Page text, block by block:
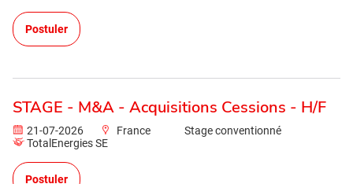
Postuler
STAGE - M&A - Acquisitions Cessions - H/F
21-07-2026 France
Stage conventionné
TotalEnergies SE
Postuler